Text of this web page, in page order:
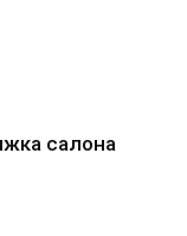
салона